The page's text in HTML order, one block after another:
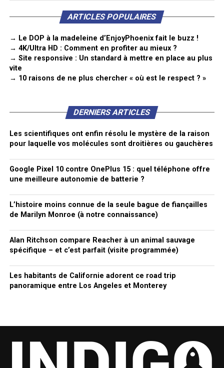
ARTICLES POPULAIRES
→ Le DOP à la madeleine d’EnjoyPhoenix fait le buzz !
→ 4K/Ultra HD : Comment en profiter au mieux ?
→ Site responsive : Un standard à mettre en place au plus
vite
→ 10 raisons de ne plus chercher « où est le respect ? »
DERNIERS ARTICLES
Les scientifiques ont enfin résolu le mystère de la raison
pour laquelle vos molécules sont droitières ou gauchères
Google Pixel 10 contre OnePlus 15 : quel téléphone offre
une meilleure autonomie de batterie ?
L’histoire moins connue de la seule bague de fiançailles
de Marilyn Monroe (à notre connaissance)
Alan Ritchson compare Reacher à un animal sauvage
spécifique – et c’est parfait (visite programmée)
Les habitants de Californie adorent ce road trip
panoramique entre Los Angeles et Monterey